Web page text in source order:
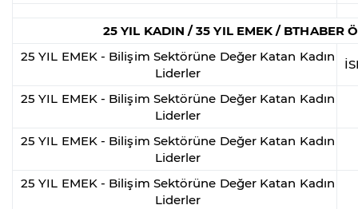
25 YIL KADIN / 35 YIL EMEK / BTHABER
25 YIL EMEK - Bilişim Sektörüne Değer Katan Kadın
Liderler
25 YIL EMEK - Bilişim Sektörüne Değer Katan Kadın
Liderler
25 YIL EMEK - Bilişim Sektörüne Değer Katan Kadın
Liderler
25 YIL EMEK - Bilişim Sektörüne Değer Katan Kadın
Liderler